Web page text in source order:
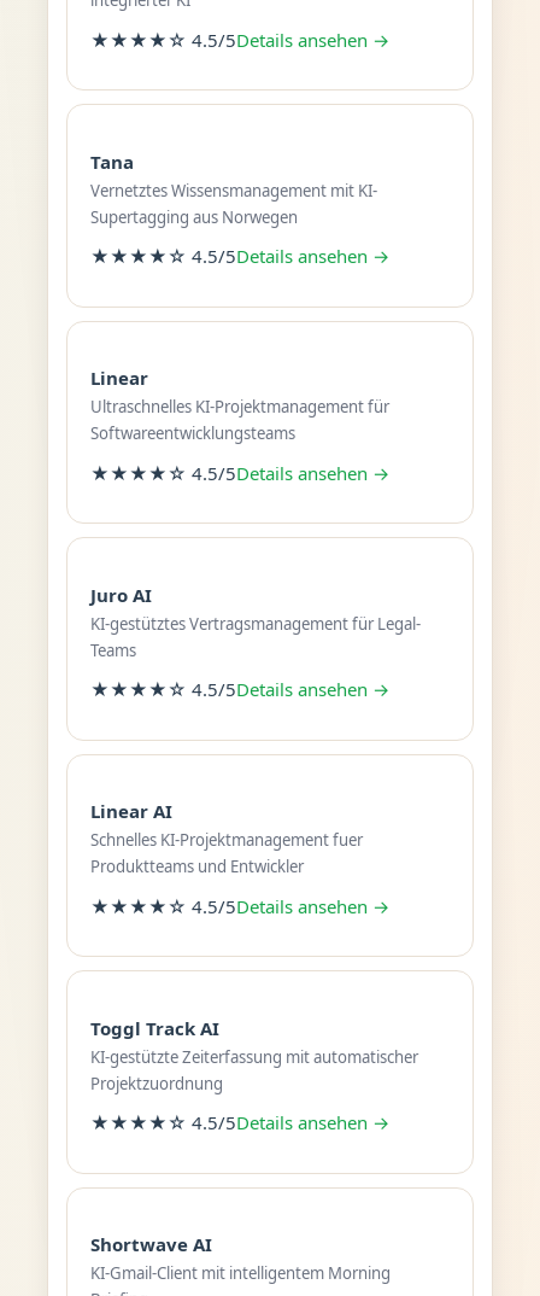
★★★★☆ 4.5/5Details ansehen →
Tana
Vernetztes Wissensmanagement mit KI-
Supertagging aus Norwegen
★★★★☆ 4.5/5Details ansehen →
Linear
Ultraschnelles KI-Projektmanagement für
Softwareentwicklungsteams
★★★★☆ 4.5/5Details ansehen →
Juro AI
KI-gestütztes Vertragsmanagement für Legal-
Teams
★★★★☆ 4.5/5Details ansehen →
Linear AI
Schnelles KI-Projektmanagement fuer
Produktteams und Entwickler
★★★★☆ 4.5/5Details ansehen →
Toggl Track AI
KI-gestützte Zeiterfassung mit automatischer
Projektzuordnung
★★★★☆ 4.5/5Details ansehen →
Shortwave AI
KI-Gmail-Client mit intelligentem Morning